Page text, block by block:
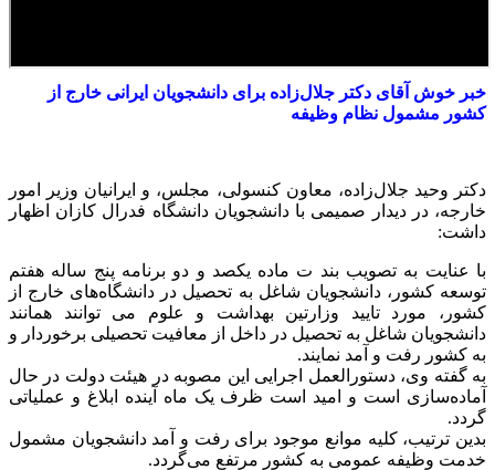
خبر خوش آقای دکتر جلال‌زاده برای دانشجویان ایرانی خارج از
کشور مشمول نظام وظیفه
دکتر وحید جلال‌زاده، معاون کنسولی، مجلس، و ایرانیان وزیر امور
خارجه، در دیدار صمیمی با دانشجویان دانشگاه فدرال کازان اظهار
داشت:
با عنایت به تصویب بند ت ماده یکصد و دو برنامه پنج ساله هفتم
توسعه کشور، دانشجویان شاغل به تحصیل در دانشگاه‌های خارج از
کشور، مورد تایید وزارتین بهداشت و علوم می توانند همانند
دانشجویان شاغل به تحصیل در داخل از معافیت تحصیلی برخوردار و
به کشور رفت و آمد نمایند.
به گفته وی، دستورالعمل اجرایی این مصوبه در هیئت دولت در حال
آماده‌سازی است و امید است ظرف یک ماه آینده ابلاغ و عملیاتی
گردد.
بدین ترتیب، کلیه موانع موجود برای رفت و آمد دانشجویان مشمول
خدمت وظیفه عمومی به کشور مرتفع می‌گردد.